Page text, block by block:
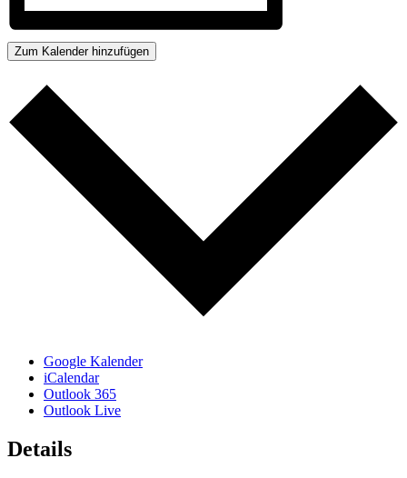
Zum Kalender hinzufügen
Google Kalender
iCalendar
Outlook 365
Outlook Live
Details